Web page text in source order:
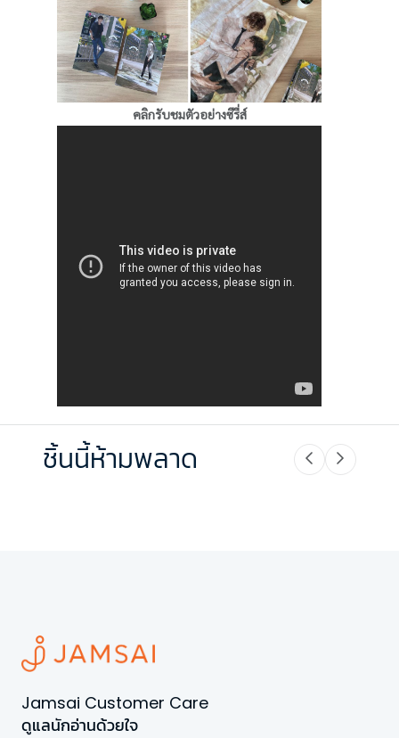
คลิกรับชมตัวอย่างซีรี่ส์
ชิ้นนี้ห้ามพลาด
Jamsai Customer Care
ดูแลนักอ่านด้วยใจ